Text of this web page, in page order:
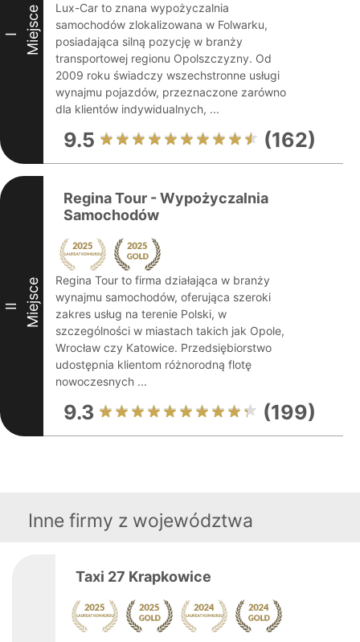
I Miejsce
Lux-Car to znana wypożyczalnia
samochodów zlokalizowana w Folwarku,
posiadająca silną pozycję w branży
transportowej regionu Opolszczyzny. Od
2009 roku świadczy wszechstronne usługi
wynajmu pojazdów, przeznaczone zarówno
dla klientów indywidualnych, ...
9.5 (162)
II Miejsce
Regina Tour - Wypożyczalnia
Samochodów
Regina Tour to firma działająca w branży
wynajmu samochodów, oferująca szeroki
zakres usług na terenie Polski, w
szczególności w miastach takich jak Opole,
Wrocław czy Katowice. Przedsiębiorstwo
udostępnia klientom różnorodną flotę
nowoczesnych ...
9.3 (199)
Inne firmy z województwa
Taxi 27 Krapkowice